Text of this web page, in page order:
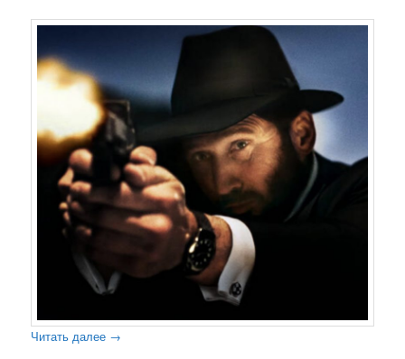
Читать далее →